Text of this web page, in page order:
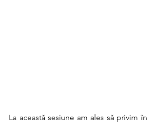
La această sesiune am ales să privim în